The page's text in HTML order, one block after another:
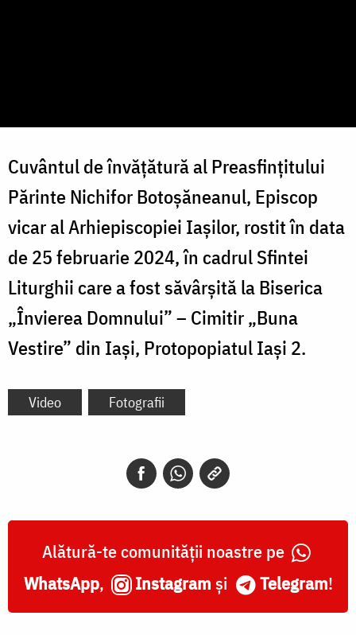
Cuvântul de învățătură al Preasfințitului
Părinte Nichifor Botoșăneanul, Episcop
vicar al Arhiepiscopiei Iașilor, rostit în data
de 25 februarie 2024, în cadrul Sfintei
Liturghii care a fost săvârșită la Biserica
„Învierea Domnului” – Cimitir „Buna
Vestire” din Iași, Protopopiatul Iași 2.
Video Fotografii
Alătură-te comunității noastre pe
WhatsApp, Instagram și Telegram!